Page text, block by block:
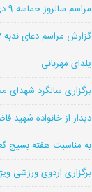
مراسم سالروز حماسه 9 دی
گزارش مراسم دعای ندبه 12 اذر
یلدای مهربانی
برگزاری سالگرد شهدای مسجد 14
دیدار از خانواده شهید
به مناسبت هفته بسیج
برگزاری اردوی ورزشی